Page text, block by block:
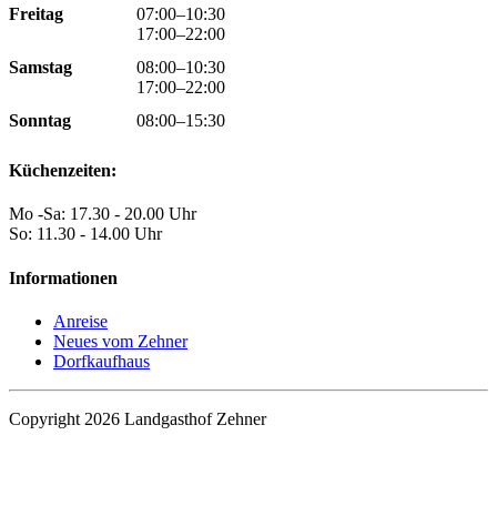
Freitag
07:00–10:30
17:00–22:00
Samstag
08:00–10:30
17:00–22:00
Sonntag
08:00–15:30
Küchenzeiten:
Mo -Sa: 17.30 - 20.00 Uhr
So: 11.30 - 14.00 Uhr
Informationen
Anreise
Neues vom Zehner
Dorfkaufhaus
Copyright 2026 Landgasthof Zehner